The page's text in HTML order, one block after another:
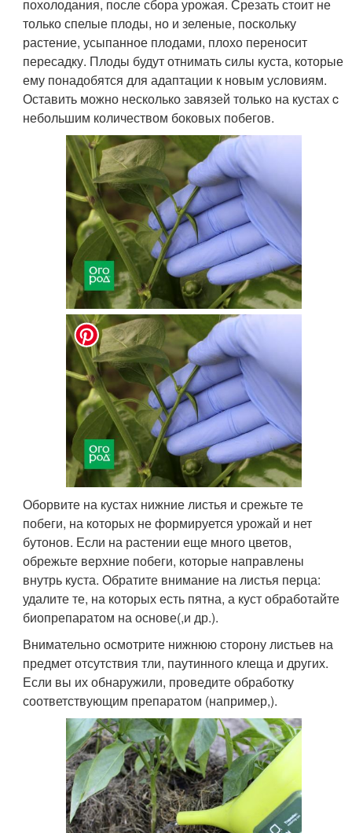
похолодания, после сбора урожая. Срезать стоит не
только спелые плоды, но и зеленые, поскольку
растение, усыпанное плодами, плохо переносит
пересадку. Плоды будут отнимать силы куста, которые
ему понадобятся для адаптации к новым условиям.
Оставить можно несколько завязей только на кустах c
небольшим количеством боковых побегов.
Оборвите на кустах нижние листья и срежьте те
побеги, на которых не формируется урожай и нет
бутонов. Если на растении еще много цветов,
обрежьте верхние побеги, которые направлены
внутрь куста. Обратите внимание на листья перца:
удалите те, на которых есть пятна, а куст обработайте
биопрепаратом на основе(,и др.).
Внимательно осмотрите нижнюю сторону листьев на
предмет отсутствия тли, паутинного клеща и других.
Если вы их обнаружили, проведите обработку
соответствующим препаратом (например,).